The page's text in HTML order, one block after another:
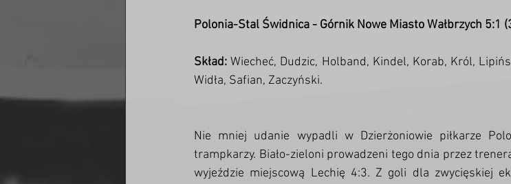
Polonia-Stal Świdnica - Górnik Nowe Miasto Wałbrzych 5:1
Skład: Wiecheć, Dudzic, Holband, Kindel, Korab, Król,
Widła, Safian, Zaczyński.
Nie mniej udanie wypadli w Dzierżoniowie piłkarze
trampkarzy. Biało-zieloni prowadzeni tego dnia przez
wyjeździe miejscową Lechię 4:3. Z goli dla zwycięskiej